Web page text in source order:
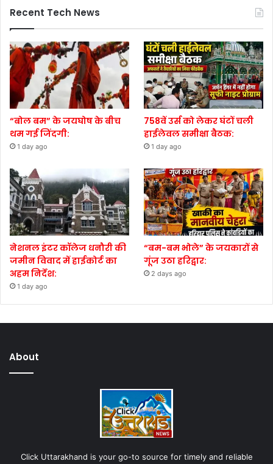
Recent Tech News
“बोल बम” के जयघोष के बीच
थम गई जिंदगी:
1 day ago
758वें उर्स को लेकर घंटों चली
हाईलेवल समीक्षा बैठक:
1 day ago
नेशनल इंटर कॉलेज धनौरी की
जमीन विवाद में हाईकोर्ट का
अहम निर्देश:
1 day ago
“बम-बम भोले” के जयकारों से
गूंज उठा हरिद्वार:
2 days ago
About
Click Uttarakhand is your go-to source for timely and reliable